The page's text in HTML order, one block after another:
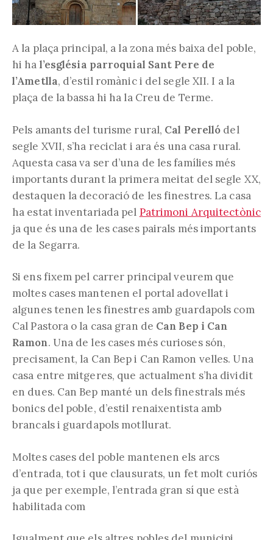
A la plaça principal, a la zona més baixa del poble,
hi hal’església parroquial Sant Pere de
l’Ametlla, d’estil romànic i del segle XII. I a la
plaça de la bassa hi ha la Creu de Terme.
Pels amants del turisme rural, Cal Perelló del
segle XVII, s’ha reciclat i ara és una casa rural.
Aquesta casa va ser d’una de les famílies més
importants durant la primera meitat del segle XX,
destaquen la decoració de les finestres. La casa
ha estat inventariada pel Patrimoni Arquitectònic
ja que és una de les cases pairals més importants
de la Segarra.
Si ens fixem pel carrer principal veurem que
moltes cases mantenen el portal adovellat i
algunes tenen les finestres amb guardapols com
Cal Pastora o la casa gran de Can Bep i Can
Ramon. Una de les cases més curioses són,
precisament, la Can Bep i Can Ramon velles. Una
casa entre mitgeres, que actualment s’ha dividit
en dues. Can Bep manté un dels finestrals més
bonics del poble, d’estil renaixentista amb
brancals i guardapols motllurat.
Moltes cases del poble mantenen els arcs
d’entrada, tot i que clausurats, un fet molt curiós
ja que per exemple, l’entrada gran sí que està
habilitada com